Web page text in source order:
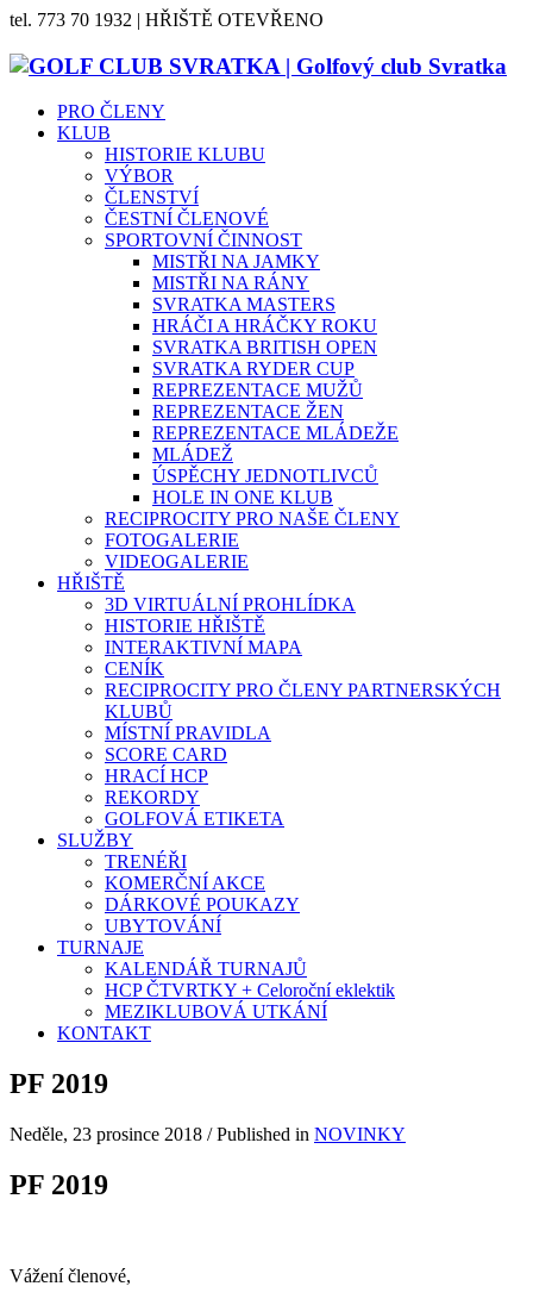
tel. 773 70 1932 | HŘIŠTĚ OTEVŘENO
PRO ČLENY
KLUB
HISTORIE KLUBU
VÝBOR
ČLENSTVÍ
ČESTNÍ ČLENOVÉ
SPORTOVNÍ ČINNOST
MISTŘI NA JAMKY
MISTŘI NA RÁNY
SVRATKA MASTERS
HRÁČI A HRÁČKY ROKU
SVRATKA BRITISH OPEN
SVRATKA RYDER CUP
REPREZENTACE MUŽŮ
REPREZENTACE ŽEN
REPREZENTACE MLÁDEŽE
MLÁDEŽ
ÚSPĚCHY JEDNOTLIVCŮ
HOLE IN ONE KLUB
RECIPROCITY PRO NAŠE ČLENY
FOTOGALERIE
VIDEOGALERIE
HŘIŠTĚ
3D VIRTUÁLNÍ PROHLÍDKA
HISTORIE HŘIŠTĚ
INTERAKTIVNÍ MAPA
CENÍK
RECIPROCITY PRO ČLENY PARTNERSKÝCH
KLUBŮ
MÍSTNÍ PRAVIDLA
SCORE CARD
HRACÍ HCP
REKORDY
GOLFOVÁ ETIKETA
SLUŽBY
TRENÉŘI
KOMERČNÍ AKCE
DÁRKOVÉ POUKAZY
UBYTOVÁNÍ
TURNAJE
KALENDÁŘ TURNAJŮ
HCP ČTVRTKY + Celoroční eklektik
MEZIKLUBOVÁ UTKÁNÍ
KONTAKT
PF 2019
Neděle, 23 prosince 2018 /Published in NOVINKY
PF 2019
Vážení členové,